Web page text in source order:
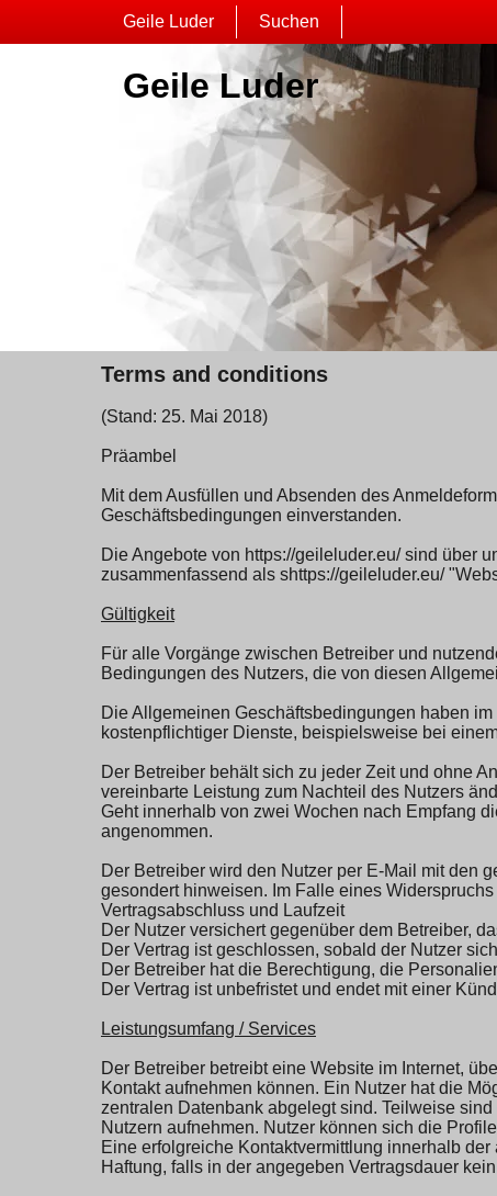
Geile Luder Suchen
Geile Luder
Terms and conditions
(Stand: 25. Mai 2018)
Präambel
Mit dem Ausfüllen und Absenden des
Geschäftsbedingungen einverstanden.
Die Angebote von https://geileluder.eu/ sind über
zusammenfassend als shttps://geileluder.eu/
Gültigkeit
Für alle Vorgänge zwischen Betreiber und
Bedingungen des Nutzers, die von diesen
Die Allgemeinen Geschäftsbedingungen haben
kostenpflichtiger Dienste, beispielsweise bei
Der Betreiber behält sich zu jeder Zeit und ohne
vereinbarte Leistung zum Nachteil des Nutzers
Geht innerhalb von zwei Wochen nach Empfang
angenommen.
Der Betreiber wird den Nutzer per E-Mail mit den
gesondert hinweisen. Im Falle eines
Vertragsabschluss und Laufzeit
Der Nutzer versichert gegenüber dem Betreiber,
Der Vertrag ist geschlossen, sobald der Nutzer
Der Betreiber hat die Berechtigung, die
Der Vertrag ist unbefristet und endet mit einer
Leistungsumfang / Services
Der Betreiber betreibt eine Website im Internet,
Kontakt aufnehmen können. Ein Nutzer hat die
zentralen Datenbank abgelegt sind. Teilweise
Nutzern aufnehmen. Nutzer können sich die
Eine erfolgreiche Kontaktvermittlung innerhalb
Haftung, falls in der angegeben Vertragsdauer